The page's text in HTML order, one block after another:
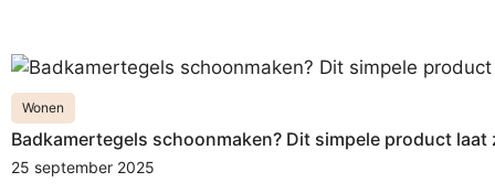
Wonen
Badkamertegels schoonmaken? Dit simpele product laat
25 september 2025